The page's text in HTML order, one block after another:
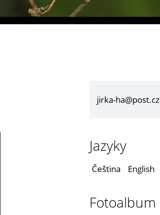
jirka-ha@post.cz
Jazyky
Čeština English
Fotoalbum